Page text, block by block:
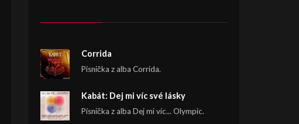
Corrida
Písnička z alba Corrida.
Kabát: Dej mi víc své lásky
Písnička z alba Dej mi víc... Olympic.